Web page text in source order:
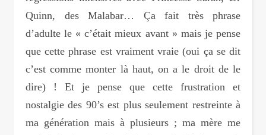
Quinn, des Malabar… Ça fait très phrase
d’adulte le « c’était mieux avant » mais je pense
que cette phrase est vraiment vraie (oui ça se dit
c’est comme monter là haut, on a le droit de le
dire) ! Et je pense que cette frustration et
nostalgie des 90’s est plus seulement restreinte à
ma génération mais à plusieurs ; ma mère me